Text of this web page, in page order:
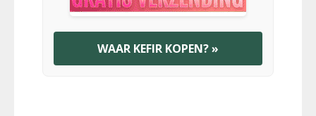
WAAR KEFIR KOPEN? »